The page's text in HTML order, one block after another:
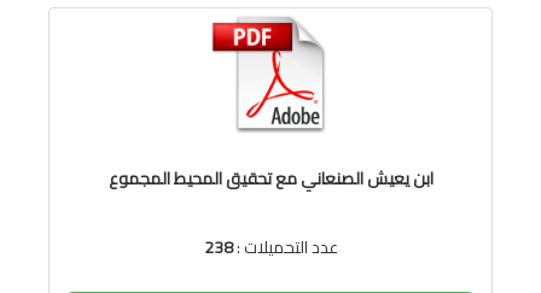
ابن يعيش الصنعاني مع تحقيق المحيط المجموع
عدد التحميلات :238